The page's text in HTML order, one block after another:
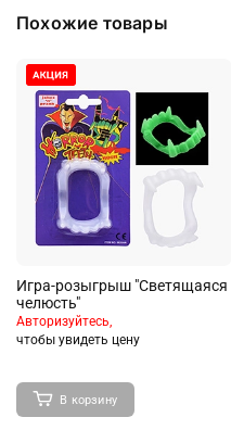
Похожие товары
Игра-розыгрыш "Светящаяся
челюсть"
Авторизуйтесь,
чтобы увидеть цену
В корзину